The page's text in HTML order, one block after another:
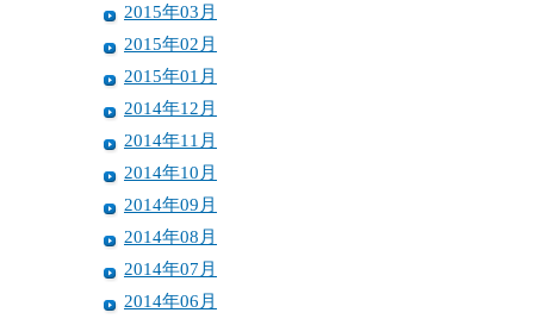
2015年03月
2015年02月
2015年01月
2014年12月
2014年11月
2014年10月
2014年09月
2014年08月
2014年07月
2014年06月